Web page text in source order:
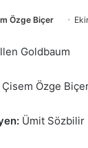
Özge Biçer
posta
Goldbaum
Çisem Özge
Ümit Sözbilir